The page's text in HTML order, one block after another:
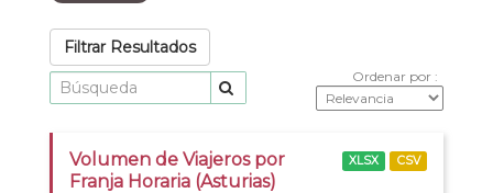
Filtrar Resultados
Ordenar por
Volumen de Viajeros por
Franja Horaria (Asturias)
XLSX CSV